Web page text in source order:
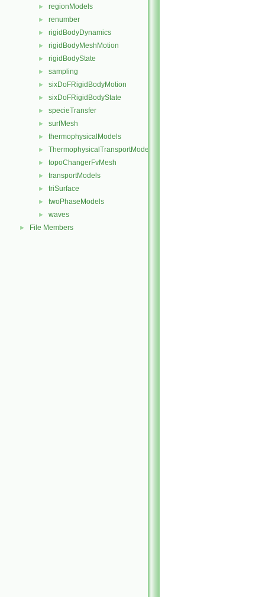
► regionModels
► renumber
► rigidBodyDynamics
► rigidBodyMeshMotion
► rigidBodyState
► sampling
► sixDoFRigidBodyMotion
► sixDoFRigidBodyState
► specieTransfer
► surfMesh
► thermophysicalModels
► ThermophysicalTransportModels
► topoChangerFvMesh
► transportModels
► triSurface
► twoPhaseModels
► waves
► File Members